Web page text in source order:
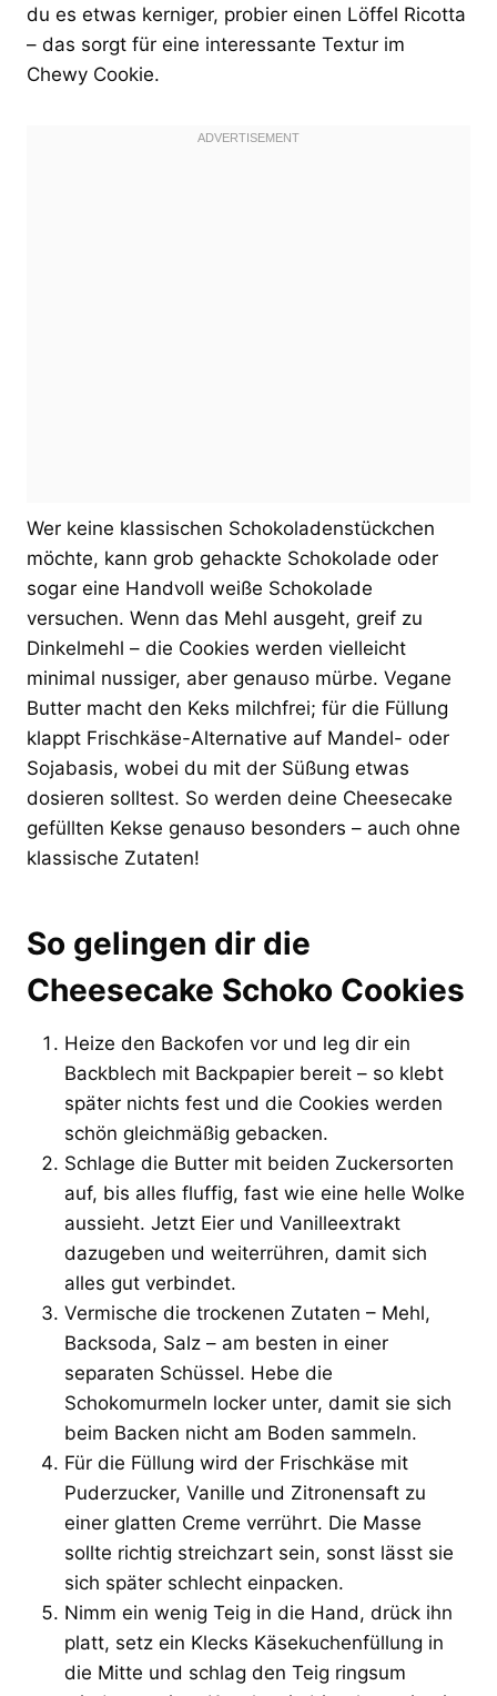
du es etwas kerniger, probier einen Löffel Ricotta
– das sorgt für eine interessante Textur im
Chewy Cookie.
Wer keine klassischen Schokoladenstückchen
möchte, kann grob gehackte Schokolade oder
sogar eine Handvoll weiße Schokolade
versuchen. Wenn das Mehl ausgeht, greif zu
Dinkelmehl – die Cookies werden vielleicht
minimal nussiger, aber genauso mürbe. Vegane
Butter macht den Keks milchfrei; für die Füllung
klappt Frischkäse-Alternative auf Mandel- oder
Sojabasis, wobei du mit der Süßung etwas
dosieren solltest. So werden deine Cheesecake
gefüllten Kekse genauso besonders – auch ohne
klassische Zutaten!
So gelingen dir die
Cheesecake Schoko Cookies
Heize den Backofen vor und leg dir ein
Backblech mit Backpapier bereit – so klebt
später nichts fest und die Cookies werden
schön gleichmäßig gebacken.
Schlage die Butter mit beiden Zuckersorten
auf, bis alles fluffig, fast wie eine helle Wolke
aussieht. Jetzt Eier und Vanilleextrakt
dazugeben und weiterrühren, damit sich
alles gut verbindet.
Vermische die trockenen Zutaten – Mehl,
Backsoda, Salz – am besten in einer
separaten Schüssel. Hebe die
Schokomurmeln locker unter, damit sie sich
beim Backen nicht am Boden sammeln.
Für die Füllung wird der Frischkäse mit
Puderzucker, Vanille und Zitronensaft zu
einer glatten Creme verrührt. Die Masse
sollte richtig streichzart sein, sonst lässt sie
sich später schlecht einpacken.
Nimm ein wenig Teig in die Hand, drück ihn
platt, setz ein Klecks Käsekuchenfüllung in
die Mitte und schlag den Teig ringsum